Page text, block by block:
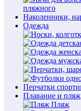
пляжного
Наколенники,
Одежда
Перчатки
Плавание и пляж
Пляж